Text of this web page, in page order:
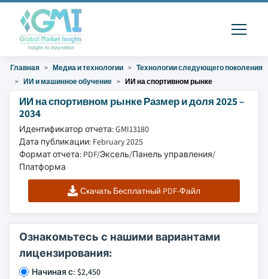
Главная Медиа и технологии
Технологии следующего поколения
ИИ и машинное обучение
ИИ на спортивном рынке
ИИ на спортивном рынке Размер и доля 2025 –
2034
Идентификатор отчета: GMI13180
Дата публикации: February 2025
Формат отчета: PDF/Эксель/Панель управления/
Платформа
Скачать Бесплатный PDF-Файл
Ознакомьтесь с нашими вариантами
лицензирования:
Начиная с: $2,450